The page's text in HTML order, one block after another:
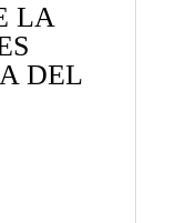
LA
DEL